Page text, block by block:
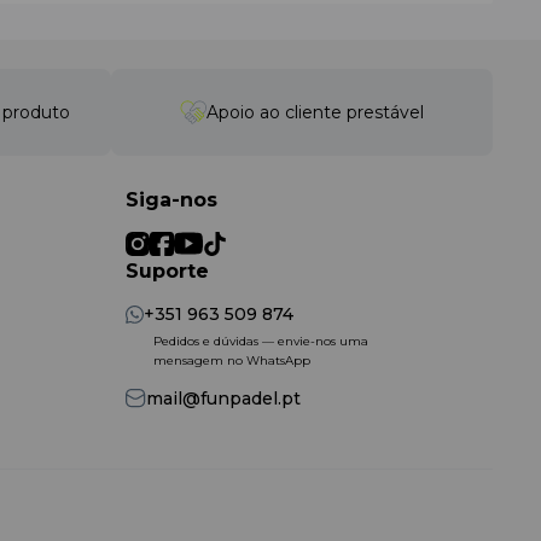
produto Apoio ao cliente prestável
Siga-nos
Suporte
+351 963 509 874
Pedidos e dúvidas — envie-nos uma
mensagem no WhatsApp
mail@funpadel.pt